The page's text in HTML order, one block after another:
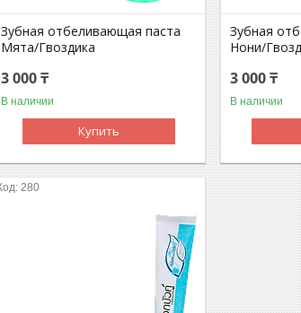
Зубная отбеливающая паста
Мята/Гвоздика
3 000 ₸
В наличии
Купить
Зубная
Нони/
3 000 ₸
В наличии
280